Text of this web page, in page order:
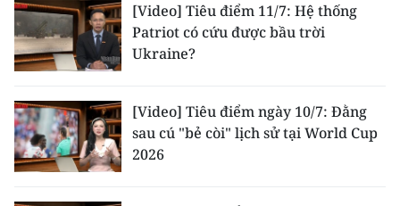
[Video] Tiêu điểm 11/7: Hệ thống
Patriot có cứu được bầu trời
Ukraine?
[Video] Tiêu điểm ngày 10/7: Đằng
sau cú "bẻ còi" lịch sử tại World Cup
2026